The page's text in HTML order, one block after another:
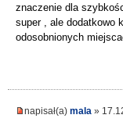
znaczenie dla
super , ale dodatkowo
odosobnionych
napisał(a) mala »